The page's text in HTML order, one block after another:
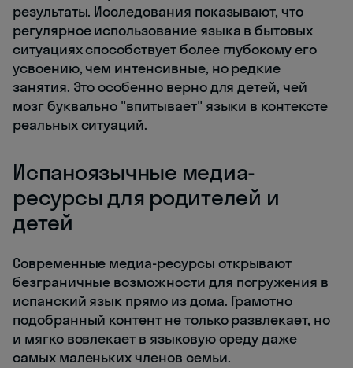
результаты. Исследования показывают, что
регулярное использование языка в бытовых
ситуациях способствует более глубокому его
усвоению, чем интенсивные, но редкие
занятия. Это особенно верно для детей, чей
мозг буквально "впитывает" языки в контексте
реальных ситуаций.
Испаноязычные медиа-
ресурсы для родителей и
детей
Современные медиа-ресурсы открывают
безграничные возможности для погружения в
испанский язык прямо из дома. Грамотно
подобранный контент не только развлекает, но
и мягко вовлекает в языковую среду даже
самых маленьких членов семьи.